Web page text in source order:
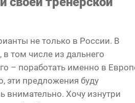
не только в России. В
в том числе из дальнего
– поработать именно в
эти предложения буду
внимательно. Хочу изнутри